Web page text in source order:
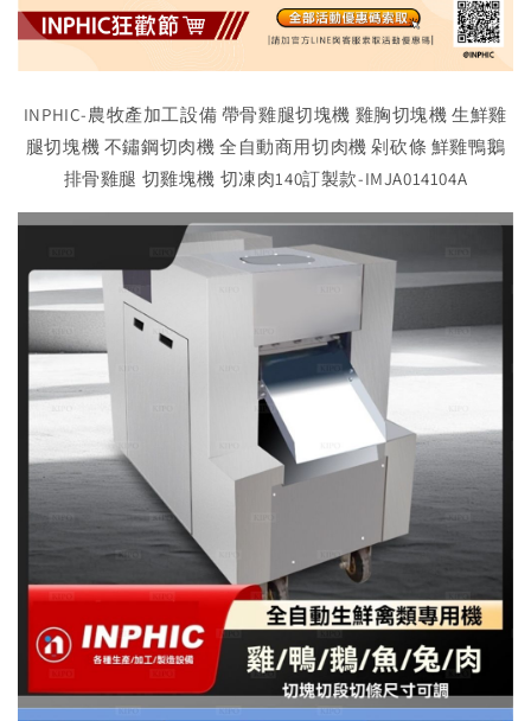
INPHIC-農牧產加工設備 帶骨雞腿切塊機 雞胸切塊機 生鮮雞
腿切塊機 不鏽鋼切肉機 全自動商用切肉機 剁砍條 鮮雞鴨鵝
排骨雞腿 切雞塊機 切凍肉140訂製款-IMJA014104A